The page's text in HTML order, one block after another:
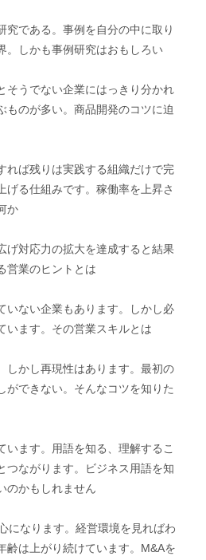
である。事例を自分の中に取り
。しかも事例研究はおもしろい
そうでない企業にはっきり分かれ
ものが多い。商品開発のコツに迫
れば残りは実践する組織だけで完
げる仕組みです。稼働率を上昇さ
か
対応力の拡大を達成すると結果
営業のヒントとは
いない企業もあります。しかし必
います。その営業スキルとは
しかし再現性はあります。最初の
ができない。そんなコツを知りた
ます。用語を知る、理解するこ
つながります。ビジネス用語を知
のかもしれません
になります。経営環境を見ればわ
齢は上がり続けています。M&Aを